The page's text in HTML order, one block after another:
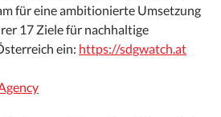
für eine ambitionierte Umsetzung
17 Ziele für nachhaltige
ein: https://sdgwatch.at